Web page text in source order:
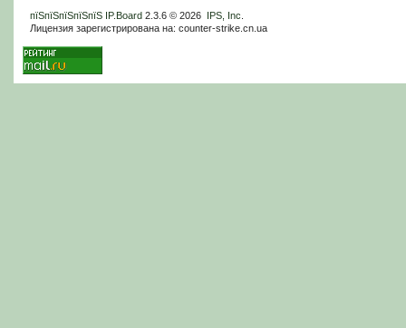
пїЅпїЅпїЅпїЅпїЅ IP.Board2.3.6 © 2026 IPS, Inc
Лицензия зарегистрирована на: counter-strike.cn.ua